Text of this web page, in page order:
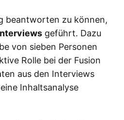
beantworten zu können,
geführt. Dazu
von sieben Personen
Rolle bei der Fusion
aus den Interviews
Inhaltsanalyse